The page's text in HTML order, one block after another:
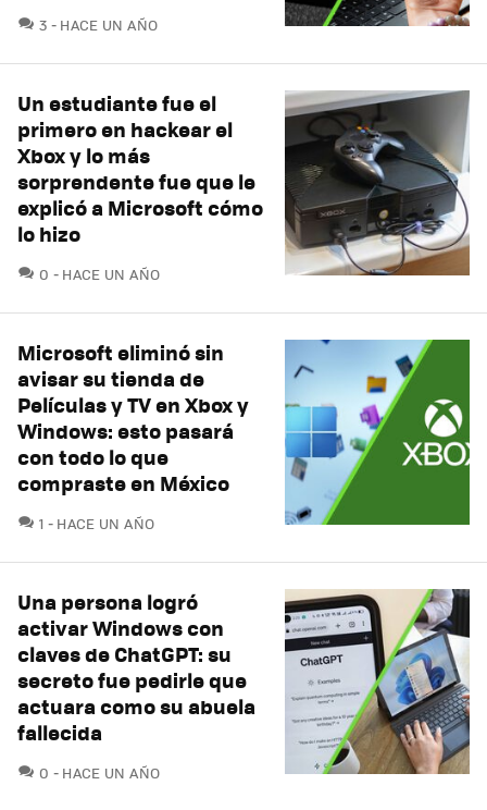
3 COMENTARIOS
HACE UN AÑO
Un estudiante fue el
primero en hackear el
Xbox y lo más
sorprendente fue que le
explicó a Microsoft cómo
lo hizo
0 COMENTARIOS
HACE UN AÑO
Microsoft eliminó sin
avisar su tienda de
Películas y TV en Xbox y
Windows: esto pasará
con todo lo que
compraste en México
1 COMENTARIOS
HACE UN AÑO
Una persona logró
activar Windows con
claves de ChatGPT: su
secreto fue pedirle que
actuara como su abuela
fallecida
0 COMENTARIOS
HACE UN AÑO